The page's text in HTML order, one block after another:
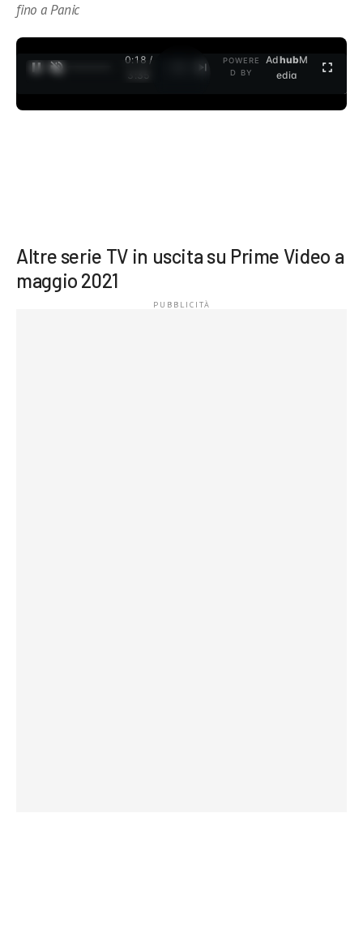
fino a Panic
0:19 /
3:35
POWERE
D BY
AdhubM
edia
Altre serie TV in uscita su Prime Video a
maggio 2021